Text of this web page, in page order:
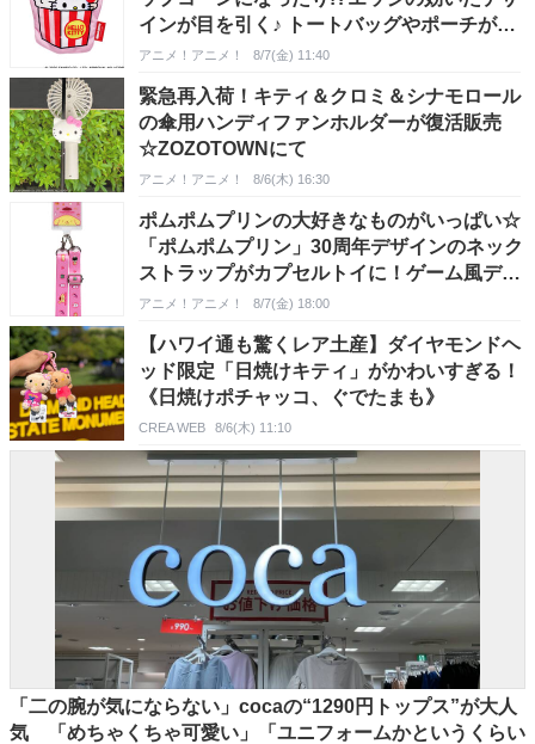
インが目を引く♪ トートバッグやポーチが登
場
アニメ！アニメ！ 8/7(金) 11:40
緊急再入荷！キティ＆クロミ＆シナモロール
の傘用ハンディファンホルダーが復活販売
☆ZOZOTOWNにて
アニメ！アニメ！ 8/6(木) 16:30
ポムポムプリンの大好きなものがいっぱい☆
「ポムポムプリン」30周年デザインのネック
ストラップがカプセルトイに！ゲーム風デザ
イン全5種が登場♪
アニメ！アニメ！ 8/7(金) 18:00
【ハワイ通も驚くレア土産】ダイヤモンドヘ
ッド限定「日焼けキティ」がかわいすぎる！
《日焼けポチャッコ、ぐでたまも》
CREA WEB 8/6(木) 11:10
「二の腕が気にならない」cocaの“1290円トップス”が大人
気 「めちゃくちゃ可愛い」「ユニフォームかというくらい